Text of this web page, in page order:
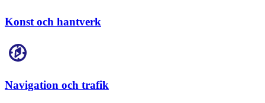
Konst och hantverk
Navigation och trafik